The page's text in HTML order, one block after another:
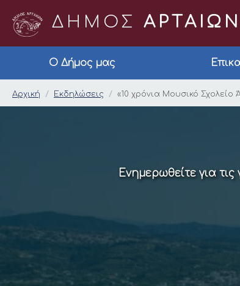
ΔΗΜΟΣ ΑΡΤΑΙΩΝ
Ο Δήμος μας
«10 χρόνια
Αρχική Εκδηλώσεις «10 χρόνια Μουσικό Σχολείο
Ενημερωθείτε για